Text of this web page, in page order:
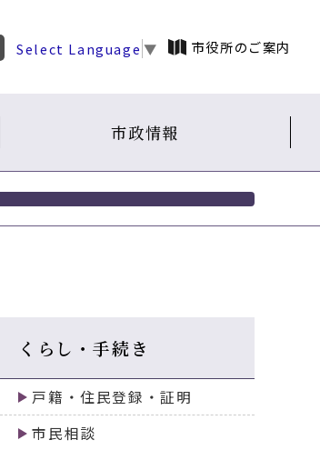
Select Language ▼ 市役所のご案内
市政情報
くらし・手続き
戸籍・住民登録・証明
市民相談